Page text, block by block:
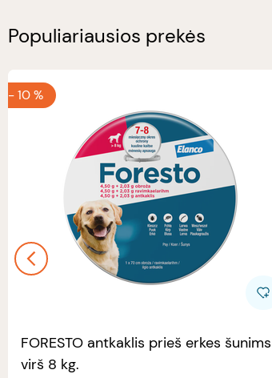
Populiariausios prekės
-10 %
FORESTO antkaklis prieš erkes šunims
virš 8 kg.